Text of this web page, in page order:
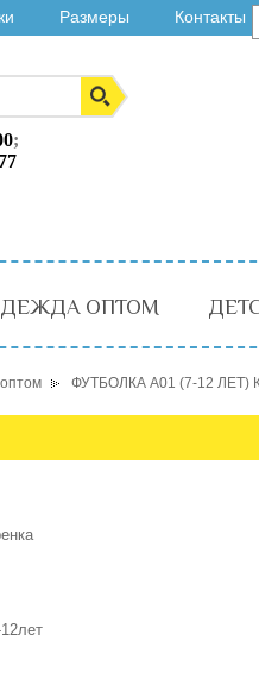
Размеры Контакты
;
ОПТОМ
ФУТБОЛКА A01 (7-12